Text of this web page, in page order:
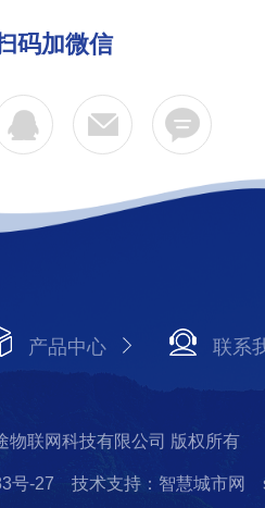
码加微信
产品中心 联系
物联网科技有限公司 版权所有
号-27 技术支持：智慧城市网